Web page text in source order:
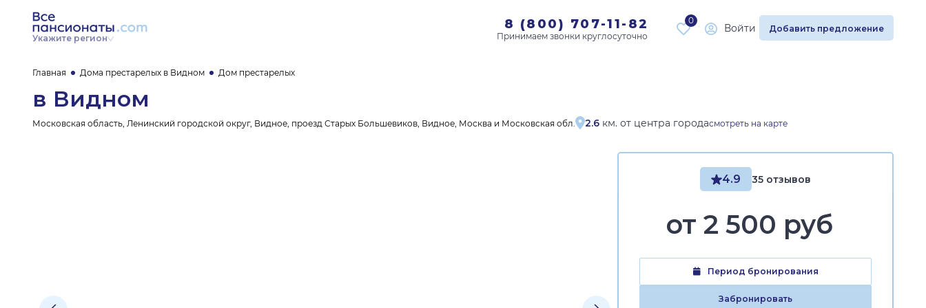
Укажите регион
8 (800) 707-11-82 0
Войти Добавить предложение
Главная Дома престарелых в Видном Дом престарелых
в Видном
Московская область, Ленинский городской округ, Видное, проезд Старых Большевиков, Видное, Москва и Московская обл. 2.6 км. от центра городасмотреть на карте
4.9 35 отзывов
от 2 500 руб
Период бронирования
Забронировать